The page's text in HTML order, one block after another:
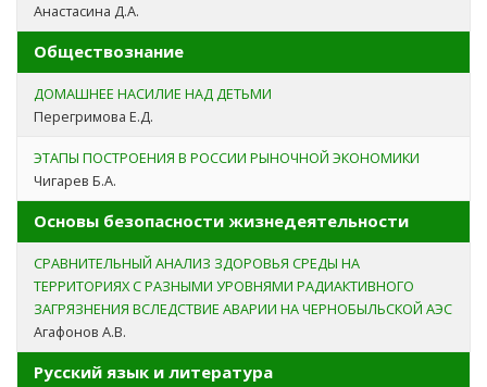
Анастасина Д.А.
Обществознание
ДОМАШНЕЕ НАСИЛИЕ НАД ДЕТЬМИ
Перегримова Е.Д.
ЭТАПЫ ПОСТРОЕНИЯ В РОССИИ РЫНОЧНОЙ ЭКОНОМИКИ
Чигарев Б.А.
Основы безопасности жизнедеятельности
СРАВНИТЕЛЬНЫЙ АНАЛИЗ ЗДОРОВЬЯ СРЕДЫ НА
ТЕРРИТОРИЯХ С РАЗНЫМИ УРОВНЯМИ РАДИАКТИВНОГО
ЗАГРЯЗНЕНИЯ ВСЛЕДСТВИЕ АВАРИИ НА ЧЕРНОБЫЛЬСКОЙ АЭС
Агафонов А.В.
Русский язык и литература